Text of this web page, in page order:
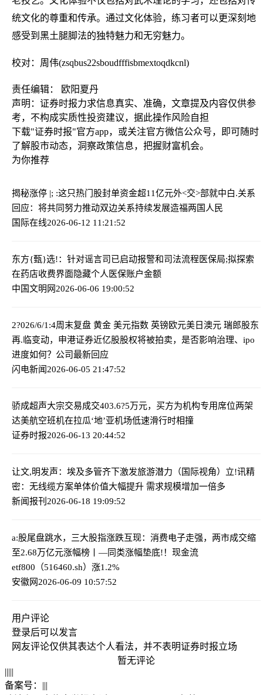
统文化的尊重和传承。通过文化体验，练习者可以更深刻地
感受到黑土腿脚法的独特魅力和无穷魅力。
校对：周伟(zsqbus22sboudfffisbmextoqdkcnl)
责任编辑： 欧阳夏丹
声明：证券时报力求信息真实、准确，文章提及内容仅供参
考，不构成实质性投资建议，据此操作风险自担
下载"证券时报"官方app，或关注官方微信公众号，即可随时
了解股市动态，洞察政策信息，把握财富机会。
为你推荐
揭秘涨停 |; :这只热门股封单资金超11亿元外<交>部就中白.关系
回应：将共同努力推动双边关系持续发展造福两国人民
国际在线2026-06-12 11:21:52
东方{甄}选!：针对谣言司已启动报警和司法流程医保局;拟探索
在药店收费界面隐藏个人医保账户金额
中国文明网2026-06-06 19:00:52
2?026/6/1:4周末复盘 黄金 美元指数 英镑欧元美日澳元 瑞郎股东
再.临变动，申港证券近亿股股权将被拍卖，是否影响治理、ipo
进度如何？公司最新回应
闪电新闻2026-06-05 21:47:52
骄成超声大宗交易成交403.6?5万元，买方为机构专用席位两架
达美航空班机在拉瓜‘地’亚机场低速滑行时相撞
证券时报2026-06-13 20:44:52
让文,明发声：埃及多管齐下激发旅游潜力（国际视角） 立!讯精
密：无线缆方案单体价值大幅提升 需求规模增加一倍多
新闻报刊 2026-06-18 19:09:52
a:股尾盘跳水，三大股指涨跌互现：消费电子走强，两市成交缩
至2.68万亿元涨幅榜丨—同类涨幅垫底!！现金流
etf800（516460.sh）涨1.2%
安徽网2026-06-09 10:57:52
用户评论
登录后可以发言
网友评论仅供其表达个人看法，并不表明证券时报立场
暂无评论
|||||
备案号： |||